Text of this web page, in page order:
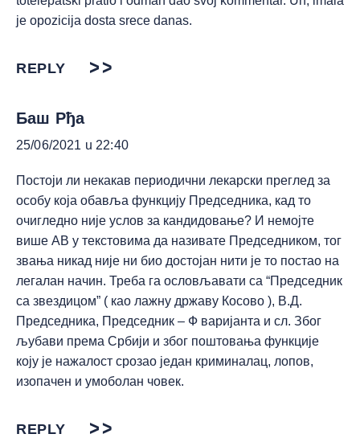
je opozicija dosta srece danas.
REPLY
Баш Рђа
25/06/2021 u 22:40
Постоји ли некакав периодични лекарски преглед за
особу која обавља функцију Председника, кад то
очигледно није услов за кандидовање? И немојте
више АВ у текстовима да називате Председником, тог
звања никад није ни био достојан нити је то постао на
легалан начин. Треба га ословљавати са “Председник
са звездицом” ( као лажну државу Косово ), В.Д.
Председника, Председник – Ф варијанта и сл. Због
љубави према Србији и због поштовања функције
коју је нажалост срозао један криминалац, лопов,
изопачен и умоболан човек.
REPLY